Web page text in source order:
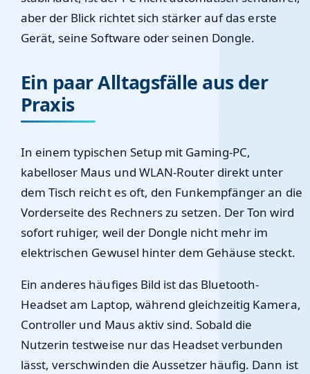
aber der Blick richtet sich stärker auf das erste
Gerät, seine Software oder seinen Dongle.
Ein paar Alltagsfälle aus der
Praxis
In einem typischen Setup mit Gaming-PC,
kabelloser Maus und WLAN-Router direkt unter
dem Tisch reicht es oft, den Funkempfänger an die
Vorderseite des Rechners zu setzen. Der Ton wird
sofort ruhiger, weil der Dongle nicht mehr im
elektrischen Gewusel hinter dem Gehäuse steckt.
Ein anderes häufiges Bild ist das Bluetooth-
Headset am Laptop, während gleichzeitig Kamera,
Controller und Maus aktiv sind. Sobald die
Nutzerin testweise nur das Headset verbunden
lässt, verschwinden die Aussetzer häufig. Dann ist